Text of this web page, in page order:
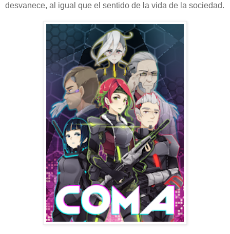
desvanece, al igual que el sentido de la vida de la sociedad.